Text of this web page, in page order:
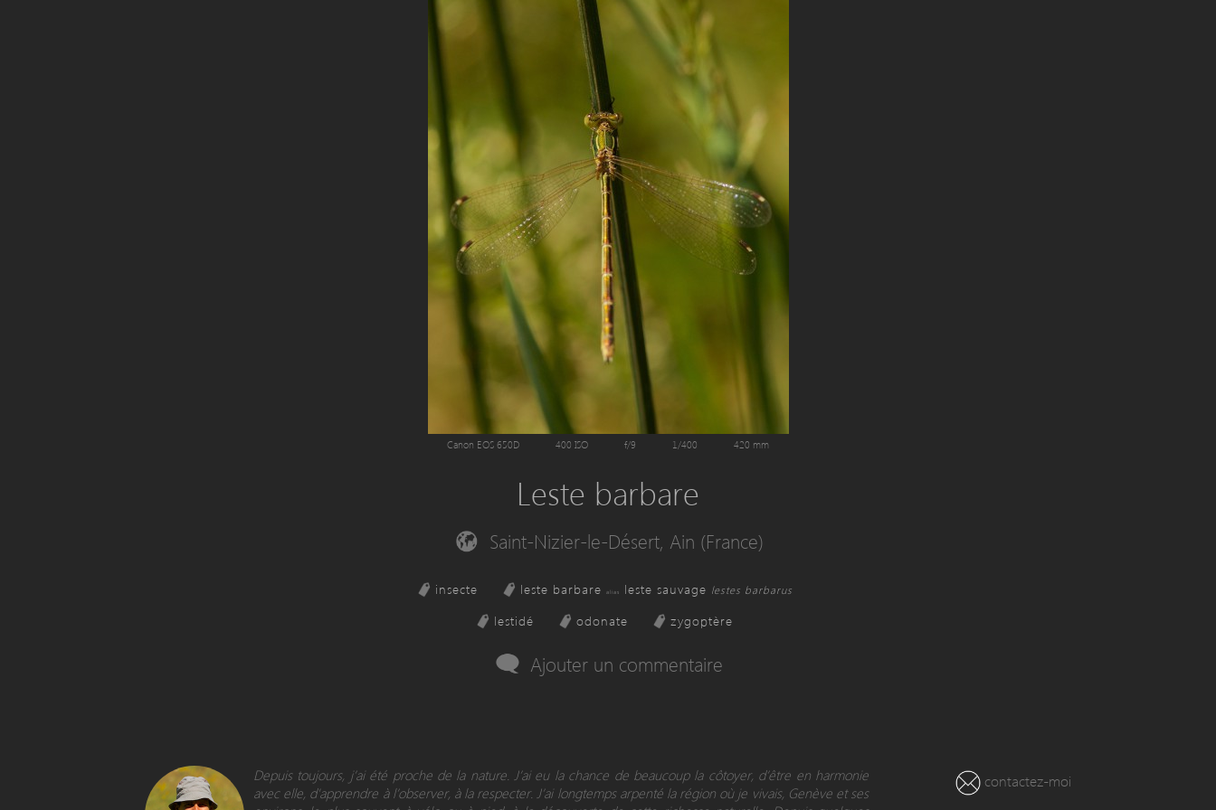
Canon EOS 650D 400 ISO f/9 1/400 420 mm
Leste barbare
Saint-Nizier-le-Désert, Ain (France)
insecte leste barbare alias leste sauvage lestes barbarus
lestidé odonate zygoptère
Ajouter un commentaire
Depuis toujours, j’ai été proche de la nature. J’ai eu la chance de beaucoup la côtoyer, d’être en harmonie
avec elle, d'apprendre à l’observer, à la respecter. J’ai longtemps arpenté la région où je vivais, Genève et ses
contactez-moi